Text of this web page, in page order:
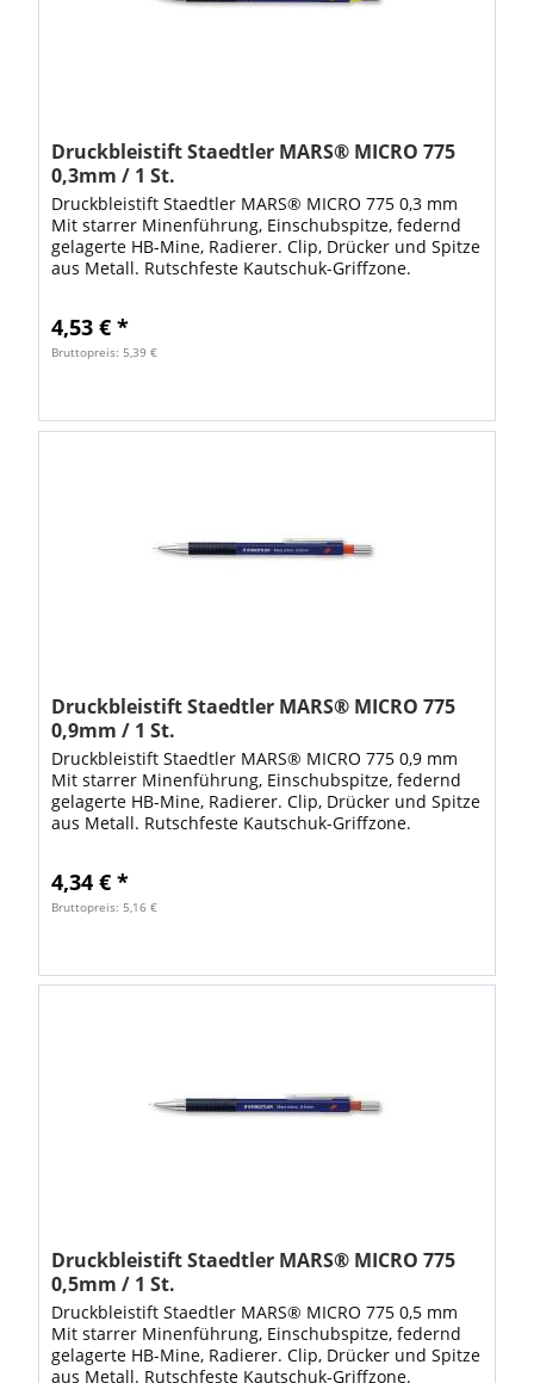
Druckbleistift Staedtler MARS® MICRO 775
0,3mm / 1 St.
Druckbleistift Staedtler MARS® MICRO 775 0,3 mm
Mit starrer Minenführung, Einschubspitze, federnd
gelagerte HB-Mine, Radierer. Clip, Drücker und Spitze
aus Metall. Rutschfeste Kautschuk-Griffzone.
4,53 € *
Bruttopreis: 5,39 €
Druckbleistift Staedtler MARS® MICRO 775
0,9mm / 1 St.
Druckbleistift Staedtler MARS® MICRO 775 0,9 mm
Mit starrer Minenführung, Einschubspitze, federnd
gelagerte HB-Mine, Radierer. Clip, Drücker und Spitze
aus Metall. Rutschfeste Kautschuk-Griffzone.
4,34 € *
Bruttopreis: 5,16 €
Druckbleistift Staedtler MARS® MICRO 775
0,5mm / 1 St.
Druckbleistift Staedtler MARS® MICRO 775 0,5 mm
Mit starrer Minenführung, Einschubspitze, federnd
gelagerte HB-Mine, Radierer. Clip, Drücker und Spitze
aus Metall. Rutschfeste Kautschuk-Griffzone.